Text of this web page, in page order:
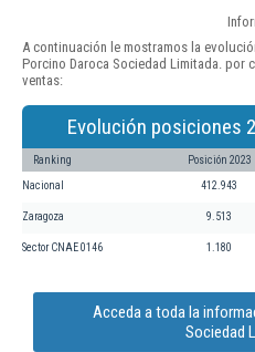
A continuación le mostramos la
Porcino Daroca Sociedad Limitada. por
ventas:
Evolución posiciones
Ranking Posición 2023
Nacional 412.943
Zaragoza 9.513
Sector CNAE 0146 1.180
Acceda a toda la
Sociedad